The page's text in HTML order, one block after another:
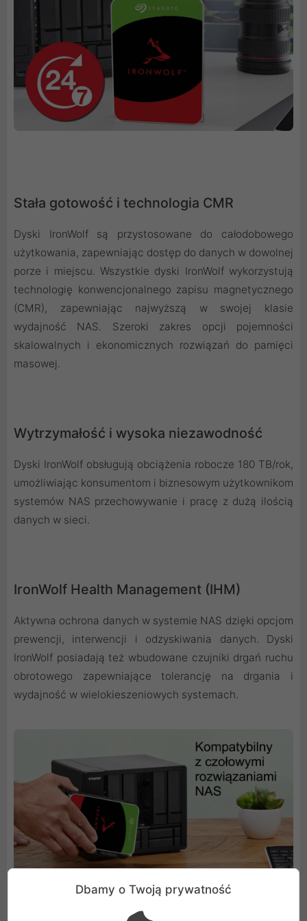
Stała gotowość i technologia CMR
Dyski IronWolf są przystosowane do całodobowego
użytkowania, zapewniając dostęp do danych w dowolnej
porze i miejscu. Wszystkie dyski IronWolf wykorzystują
technologię konwencjonalnego zapisu magnetycznego
(CMR), zapewniając najwyższą w swojej klasie
wydajność NAS. Szeroki zakres opcji pojemności
skalowalnych i ekonomicznych rozwiązań do pamięci
masowej.
Wytrzymałość i wysoka niezawodność
Dyski IronWolf obsługują obciążenia robocze 180 TB/rok,
umożliwiając konsumentom i biznesowym użytkownikom
systemów NAS przechowywanie i pracę z dużą ilością
danych w sieci.
IronWolf Health Management (IHM)
Aktywna ochrona danych w systemie NAS dzięki opcjom
prewencji, interwencji i odzyskiwania danych. Dyski
IronWolf posiadają też wbudowane czujniki drgań ruchu
obrotowego zapewniające tolerancję na drgania i
wydajność w wielokieszeniowych systemach.
Dbamy o Twoją prywatność